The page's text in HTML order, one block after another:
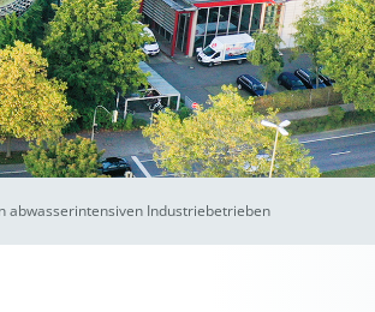
abwasserintensiven Industriebetrieben